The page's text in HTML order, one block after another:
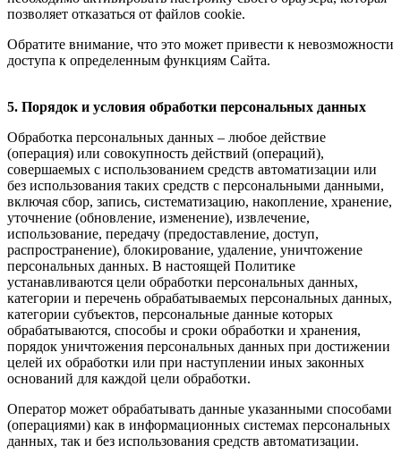
позволяет отказаться от файлов cookie.
Обратите внимание, что это может привести к невозможности
доступа к определенным функциям Сайта.
5. Порядок и условия обработки персональных данных
Обработка персональных данных – любое действие
(операция) или совокупность действий (операций),
совершаемых с использованием средств автоматизации или
без использования таких средств с персональными данными,
включая сбор, запись, систематизацию, накопление, хранение,
уточнение (обновление, изменение), извлечение,
использование, передачу (предоставление, доступ,
распространение), блокирование, удаление, уничтожение
персональных данных. В настоящей Политике
устанавливаются цели обработки персональных данных,
категории и перечень обрабатываемых персональных данных,
категории субъектов, персональные данные которых
обрабатываются, способы и сроки обработки и хранения,
порядок уничтожения персональных данных при достижении
целей их обработки или при наступлении иных законных
оснований для каждой цели обработки.
Оператор может обрабатывать данные указанными способами
(операциями) как в информационных системах персональных
данных, так и без использования средств автоматизации.